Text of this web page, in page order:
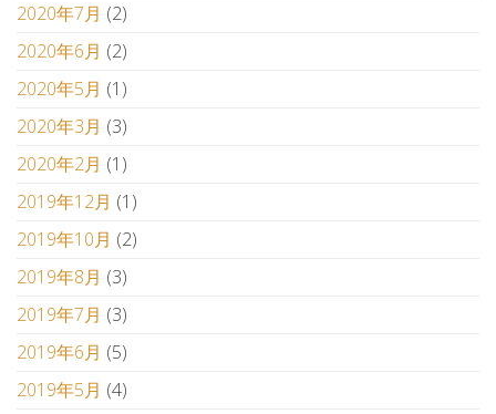
2020年7月 (2)
2020年6月 (2)
2020年5月 (1)
2020年3月 (3)
2020年2月 (1)
2019年12月 (1)
2019年10月 (2)
2019年8月 (3)
2019年7月 (3)
2019年6月 (5)
2019年5月 (4)